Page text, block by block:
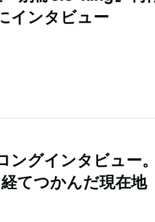
インタビュー
ングインタビュー
てつかんだ現在地